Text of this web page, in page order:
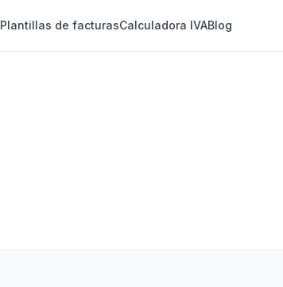
Plantillas de facturasCalculadora IVABlog